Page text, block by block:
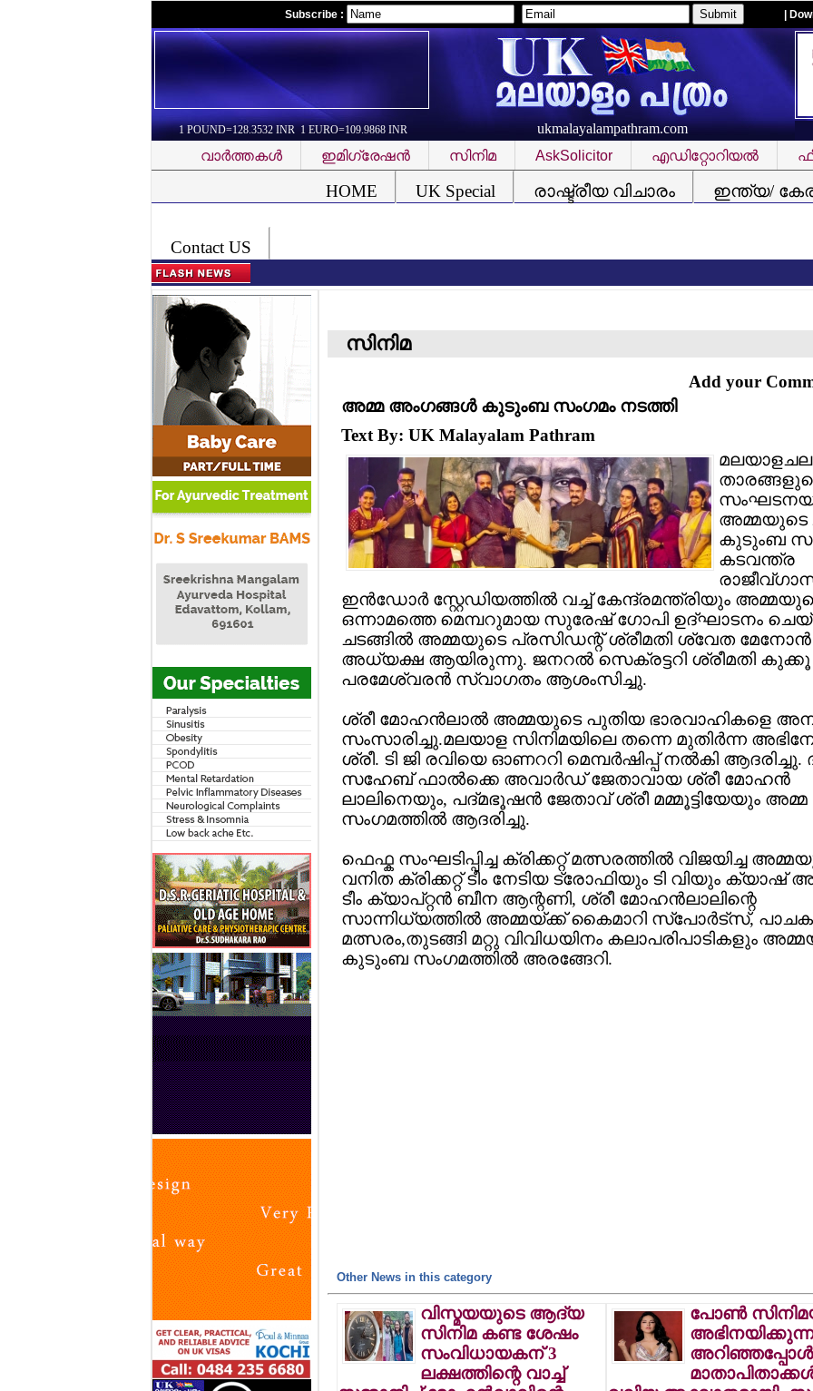
Subscribe : |
1 POUND=128.3532 INR 1 EURO=109.9868 INR ukmalayalampathram.com
വാര്‍ത്തകള്‍ ഇമിഗ്രേഷന്‍ സിനിമ AskSolicitor എഡിറ്റോറിയല്‍
HOME UK Special രാഷ്ട്രീയ വിചാരം
ഇന്ത്യ/
Contact US
സിനിമ
Add your
അമ്മ അംഗങ്ങള്‍ കുടുംബ സംഗമം നടത്തി
Text By: UK Malayalam Pathram
അമ്മയുടെ
കുടുംബ
കടവന്ത്ര
ഇന്‍ഡോര്‍ സ്റ്റേഡിയത്തില്‍ വച്ച് കേന്ദ്രമന്ത്രിയും
ഒന്നാമത്തെ മെമ്പറുമായ സുരേഷ് ഗോപി ഉദ്ഘാടനം
ചടങ്ങില്‍ അമ്മയുടെ പ്രസിഡന്റ് ശ്രീമതി ശ്വേത മേനോന്‍
അധ്യക്ഷ ആയിരുന്നു. ജനറല്‍ സെക്രട്ടറി ശ്രീമതി കുക്കൂ
പരമേശ്വരന്‍ സ്വാഗതം ആശംസിച്ചു.
ശ്രീ മോഹന്‍ലാല്‍ അമ്മയുടെ പുതിയ ഭാരവാഹികളെ
സംസാരിച്ചു.മലയാള സിനിമയിലെ തന്നെ മുതിര്‍ന്ന
ശ്രീ. ടി ജി രവിയെ ഓണററി മെമ്പര്‍ഷിപ്പ് നല്‍കി ആദരിച്ചു.
സഹേബ് ഫാല്‍ക്കെ അവാര്‍ഡ് ജേതാവായ ശ്രീ മോഹന്‍
ലാലിനെയും, പദ്മഭൂഷന്‍ ജേതാവ് ശ്രീ മമ്മൂട്ടിയേയും
സംഗമത്തില്‍ ആദരിച്ചു.
ഫെഫ്ക സംഘടിപ്പിച്ച ക്രിക്കറ്റ് മത്സരത്തില്‍ വിജയിച്ച
വനിത ക്രിക്കറ്റ് ടീം നേടിയ ട്രോഫിയും ടി വിയും
ടീം ക്യാപ്റ്റന്‍ ബീന ആന്റണി, ശ്രീ മോഹന്‍ലാലിന്റെ
സാന്നിധ്യത്തില്‍ അമ്മയ്ക്ക് കൈമാറി സ്‌പോര്‍ട്‌സ്, പാചക
മത്സരം,തുടങ്ങി മറ്റു വിവിധയിനം കലാപരിപാടികളും
കുടുംബ സംഗമത്തില്‍ അരങ്ങേറി.
Other News in this category
വിസ്മയയുടെ ആദ്യ
സിനിമ കണ്ട ശേഷം
സംവിധായകന് 3
ലക്ഷത്തിന്റെ വാച്ച്
പോണ്‍